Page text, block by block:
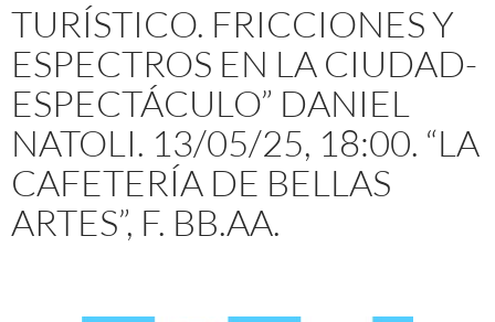
TURÍSTICO. FRICCIONES Y
ESPECTROS EN LA CIUDAD-
ESPECTÁCULO” DANIEL
NATOLI. 13/05/25, 18:00. “LA
CAFETERÍA DE BELLAS
ARTES”, F. BB.AA.